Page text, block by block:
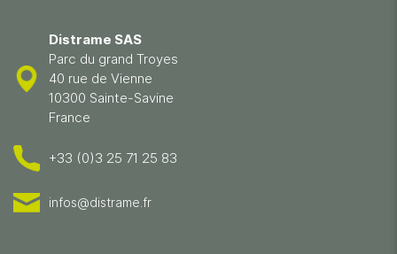
Distrame SAS
Parc du grand Troyes
40 rue de Vienne
10300 Sainte-Savine
France
+33 (0)3 25 71 25 83
infos@distrame.fr